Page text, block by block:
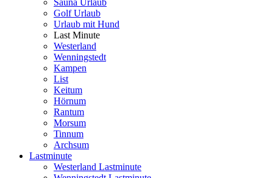
Sauna Urlaub
Golf Urlaub
Urlaub mit Hund
Last Minute
Westerland
Wenningstedt
Kampen
List
Keitum
Hörnum
Rantum
Morsum
Tinnum
Archsum
Lastminute
Westerland Lastminute